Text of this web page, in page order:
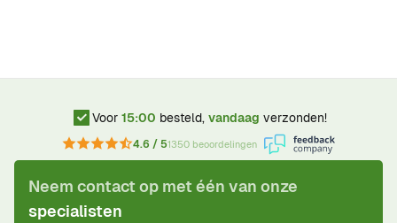
Voor 15:00 besteld, vandaag verzonden!
4.6 / 51350 beoordelingen
Neem contact op met één van onze
specialisten